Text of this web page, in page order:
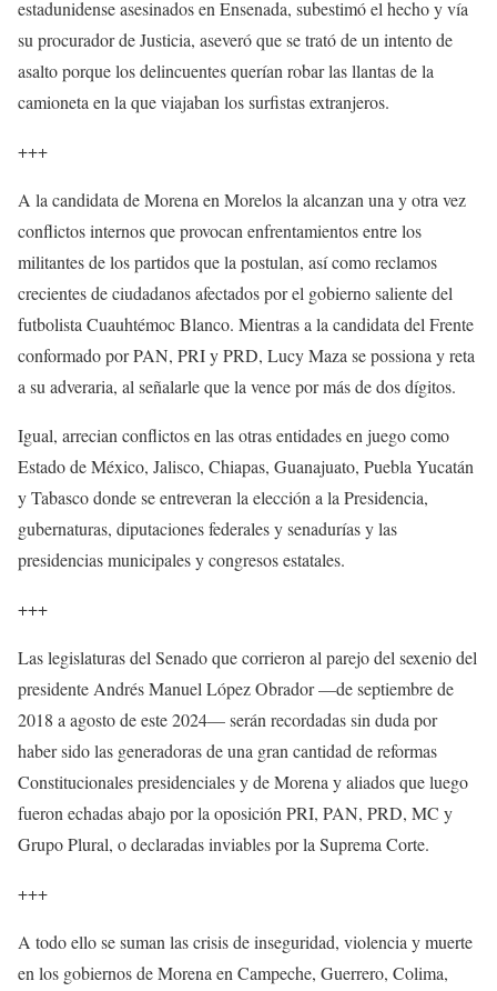
estadunidense asesinados en Ensenada, subestimó el hecho y vía
su procurador de Justicia, aseveró que se trató de un intento de
asalto porque los delincuentes querían robar las llantas de la
camioneta en la que viajaban los surfistas extranjeros.
+++
A la candidata de Morena en Morelos la alcanzan una y otra vez
conflictos internos que provocan enfrentamientos entre los
militantes de los partidos que la postulan, así como reclamos
crecientes de ciudadanos afectados por el gobierno saliente del
futbolista Cuauhtémoc Blanco. Mientras a la candidata del Frente
conformado por PAN, PRI y PRD, Lucy Maza se possiona y reta
a su adveraria, al señalarle que la vence por más de dos dígitos.
Igual, arrecian conflictos en las otras entidades en juego como
Estado de México, Jalisco, Chiapas, Guanajuato, Puebla Yucatán
y Tabasco donde se entreveran la elección a la Presidencia,
gubernaturas, diputaciones federales y senadurías y las
presidencias municipales y congresos estatales.
+++
Las legislaturas del Senado que corrieron al parejo del sexenio del
presidente Andrés Manuel López Obrador —de septiembre de
2018 a agosto de este 2024— serán recordadas sin duda por
haber sido las generadoras de una gran cantidad de reformas
Constitucionales presidenciales y de Morena y aliados que luego
fueron echadas abajo por la oposición PRI, PAN, PRD, MC y
Grupo Plural, o declaradas inviables por la Suprema Corte.
+++
A todo ello se suman las crisis de inseguridad, violencia y muerte
en los gobiernos de Morena en Campeche, Guerrero, Colima,